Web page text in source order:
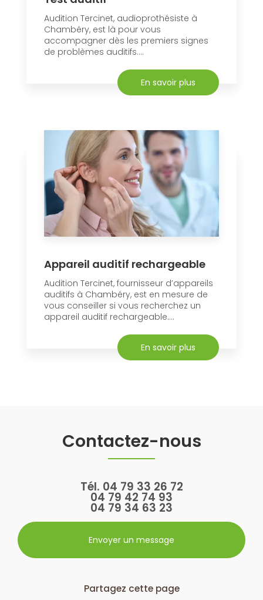
Audition Tercinet, audioprothésiste à
Chambéry, est là pour vous
accompagner dès les premiers signes
de problèmes auditifs....
En savoir plus
Appareil auditif rechargeable
Audition Tercinet, fournisseur d’appareils
auditifs à Chambéry, est en mesure de
vous conseiller si vous recherchez un
appareil auditif rechargeable....
En savoir plus
Contactez-nous
Tél. 04 79 33 26 72
04 79 42 74 93
04 79 34 63 23
Envoyer un message
Partagez cette page